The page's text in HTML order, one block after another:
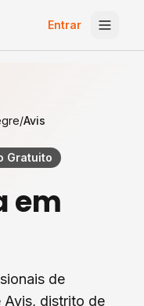
Entrar
/Avis
Gratuito
em
de
Avis, distrito de